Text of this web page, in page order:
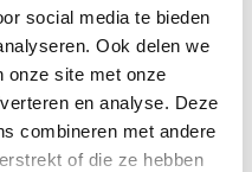
social media te bieden
Ook delen we
onze site met onze
en analyse. Deze
combineren met andere
of die ze hebben
mijn eigendom?
geleverd onder de
zorgverzekering?
beenprothese